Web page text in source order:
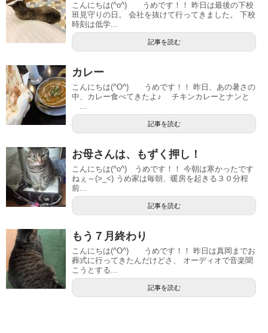
こんにちは(^o^) うめです！！ 昨日は最後の下校
班見守りの日。 会社を抜けて行ってきました。 下校
時刻は低学...
記事を読む
カレー
こんにちは(^O^) うめです！！ 昨日、あの暑さの
中、カレー食べてきたよ♪ チキンカレーとナンと
記事を読む
お母さんは、もずく押し！
こんにちは(^o^) うめです！！ 今朝は寒かったです
ねぇ～(>_<) うめ家は毎朝、暖房を起きる３０分程
前...
記事を読む
もう７月終わり
こんにちは(^O^) うめです！！ 昨日は真岡までお
葬式に行ってきたんだけどさ、 オーディオで音楽聞
こうとする...
記事を読む